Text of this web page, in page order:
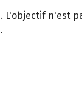
n'est